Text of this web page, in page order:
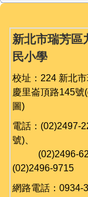
新北市瑞芳區
民小學
校址：224 新北
慶里崙頂路145號
圖)
電話：(02)2497-
號)、
(02)2496-
(02)2496-9715
網路電話：0934-